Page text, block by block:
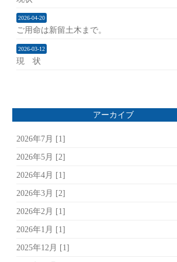
2026-04-20
ご用命は新留土木まで。
2026-03-12
現 状
アーカイブ
2026年7月 [1]
2026年5月 [2]
2026年4月 [1]
2026年3月 [2]
2026年2月 [1]
2026年1月 [1]
2025年12月 [1]